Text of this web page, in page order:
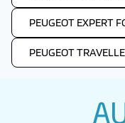
PEUGEOT EXPERT
PEUGEOT